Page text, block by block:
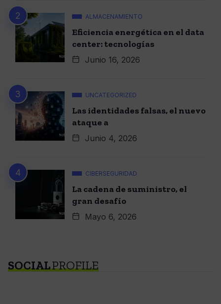
ALMACENAMIENTO
Eficiencia energética en el data
center: tecnologías
Junio 16, 2026
UNCATEGORIZED
Las identidades falsas, el nuevo
ataque a
Junio 4, 2026
CIBERSEGURIDAD
La cadena de suministro, el
gran desafío
Mayo 6, 2026
SOCIALPROFILE